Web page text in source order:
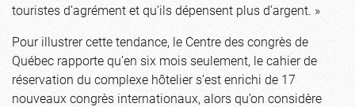
touristes d’agrément et qu’ils dépensent plus d’argent. »
Pour illustrer cette tendance, le Centre des congrès de
Québec rapporte qu’en six mois seulement, le cahier de
réservation du complexe hôtelier s’est enrichi de 17
nouveaux congrès internationaux, alors qu’on considère